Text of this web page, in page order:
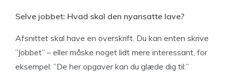
Selve jobbet: Hvad skal den nyansatte lave?
Afsnittet skal have en overskrift. Du kan enten skrive
”Jobbet” – eller måske noget lidt mere interessant, for
eksempel: ”De her opgaver kan du glæde dig til:”